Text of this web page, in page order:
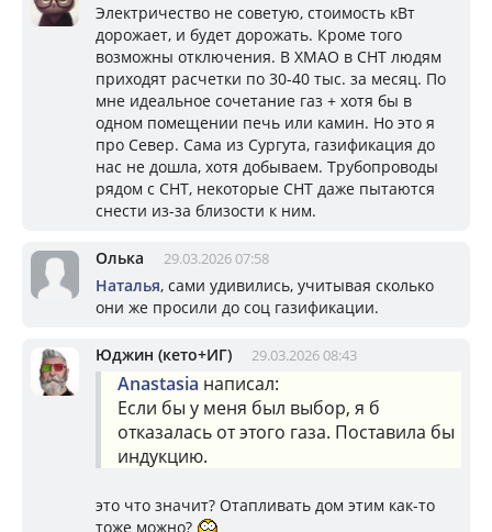
Электричество не советую, стоимость кВт
дорожает, и будет дорожать. Кроме того
возможны отключения. В ХМАО в СНТ людям
приходят расчетки по 30-40 тыс. за месяц. По
мне идеальное сочетание газ + хотя бы в
одном помещении печь или камин. Но это я
про Север. Сама из Сургута, газификация до
нас не дошла, хотя добываем. Трубопроводы
рядом с СНТ, некоторые СНТ даже пытаются
снести из-за близости к ним.
Олька 29.03.2026 07:58
Наталья, сами удивились, учитывая сколько
они же просили до соц газификации.
Юджин (кето+ИГ) 29.03.2026 08:43
Anastasia написал:
Если бы у меня был выбор, я б
отказалась от этого газа. Поставила бы
индукцию.
это что значит? Отапливать дом этим как-то
тоже можно?